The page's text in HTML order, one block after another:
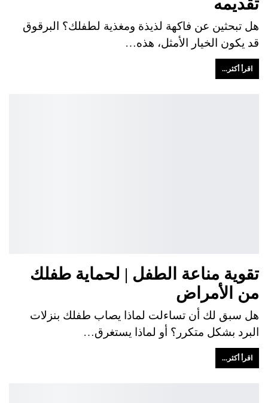
هل تبحثين عن فاكهة لذيذة ومغذية لطفلك؟ البرقوق
قد يكون الخيار الأمثل، هذه…
اقرأ أكثر...
تقوية مناعة الطفل | لحماية طفلك
من الأمراض
هل سبق لك أن تساءلت لماذا يصاب طفلك بنزلات
البرد بشكل متكرر؟ أو لماذا يستغرق…
اقرأ أكثر...